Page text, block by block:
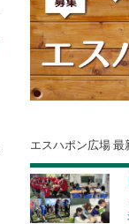
エスハポン広場 最